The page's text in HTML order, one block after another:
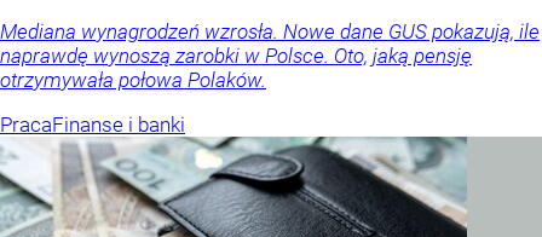
Mediana wynagrodzeń wzrosła. Nowe dane GUS pokazują, ile
naprawdę wynoszą zarobki w Polsce. Oto, jaką pensję
otrzymywała połowa Polaków.
PracaFinanse i banki